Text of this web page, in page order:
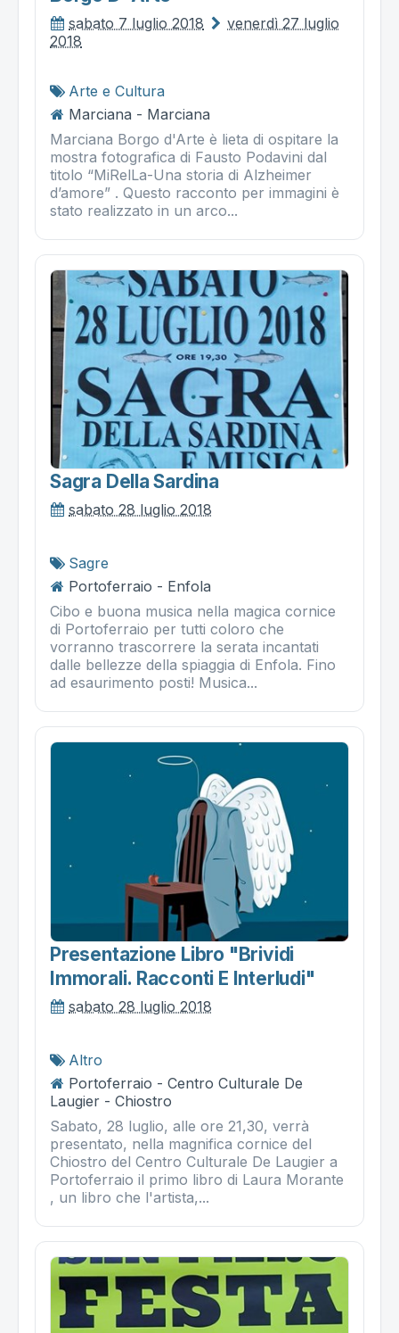
sabato 7 luglio 2018
venerdì 27 luglio
2018
Arte e Cultura
Marciana - Marciana
Marciana Borgo d'Arte è lieta di ospitare la
mostra fotografica di Fausto Podavini dal
titolo “MiRelLa-Una storia di Alzheimer
d’amore” . Questo racconto per immagini è
stato realizzato in un arco...
Sagra Della Sardina
sabato 28 luglio 2018
Sagre
Portoferraio - Enfola
Cibo e buona musica nella magica cornice
di Portoferraio per tutti coloro che
vorranno trascorrere la serata incantati
dalle bellezze della spiaggia di Enfola. Fino
ad esaurimento posti! Musica...
Presentazione Libro "brividi
Immorali. Racconti E Interludi"
sabato 28 luglio 2018
Altro
Portoferraio - Centro Culturale De
Laugier - Chiostro
Sabato, 28 luglio, alle ore 21,30, verrà
presentato, nella magnifica cornice del
Chiostro del Centro Culturale De Laugier a
Portoferraio il primo libro di Laura Morante
, un libro che l'artista,...